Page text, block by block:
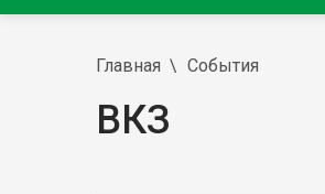
Главная События
ВКЗ